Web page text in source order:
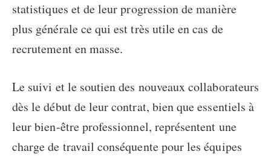
statistiques et de leur progression de manière
plus générale ce qui est très utile en cas de
recrutement en masse.
Le suivi et le soutien des nouveaux collaborateurs
dès le début de leur contrat, bien que essentiels à
leur bien-être professionnel, représentent une
charge de travail conséquente pour les équipes